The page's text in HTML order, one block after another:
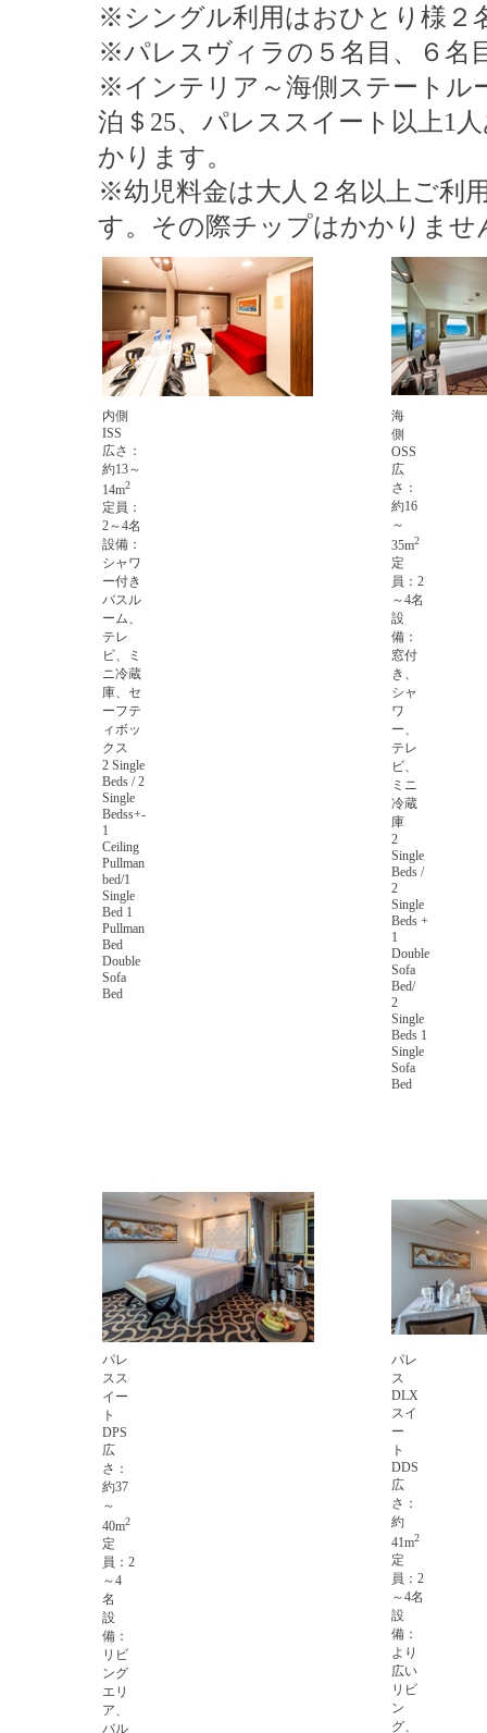
※シングル利用はおひとり様２
※パレスヴィラの５名目、６名
※インテリア～海側ステートル
泊＄25、パレススイート以上1
かります。
※幼児料金は大人２名以上ご利
す。その際チップはかかりませ
内側
ISS
広さ：
約13～
14m2
定員：
2～4名
設備：
シャワ
ー付き
バスル
ーム、
テレ
ビ、ミ
ニ冷蔵
庫、セ
ーフテ
ィボッ
クス
2 Single
Beds / 2
Single
Bedss+-
1
Ceiling
Pullman
bed/1
Single
Bed 1
Pullman
Bed
Double
Sofa
Bed
海
側
OSS
広
さ：
約16
～
35m2
定
員：2
～4名
設
備：
窓付
き、
シャ
ワ
ー、
テレ
ビ、
ミニ
冷蔵
庫
2
Single
Beds /
2
Single
Beds +
1
Double
Sofa
Bed/
2
Single
Beds 1
Single
Sofa
Bed
パレ
スス
イー
ト
DPS
広
さ：
約37
～
40m2
定
員：2
～4
名
設
備：
リビ
ング
エリ
ア、
バル
パレ
ス
DLX
スイ
ー
ト
DDS
広
さ：
約
41m2
定
員：2
～4名
設
備：
より
広い
リビ
ン
グ、